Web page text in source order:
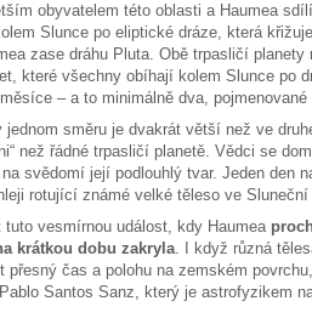
obyvatelem této oblasti a Haumea
Slunce po eliptické dráze, která
zase dráhu Pluta. Obě trpasličí
které všechny obíhají kolem Slunce po
– a to minimálně dva, pojmenované
jednom směru je dvakrát větší než ve
než řádné trpasličí planetě. Vědci se
svědomí její podlouhlý tvar. Jeden den
rotující známé velké těleso ve Sluneční
vesmírnou událost, kdy Haumea
krátkou dobu zakryla. I když různá
přesný čas a polohu na zemském
Santos Sanz, který je astrofyzikem